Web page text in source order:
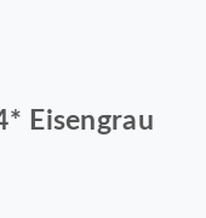
Eisengrau